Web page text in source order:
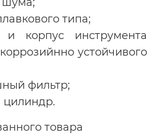
типа;
и корпус инструмента
устойчивого
фильтр;
товара